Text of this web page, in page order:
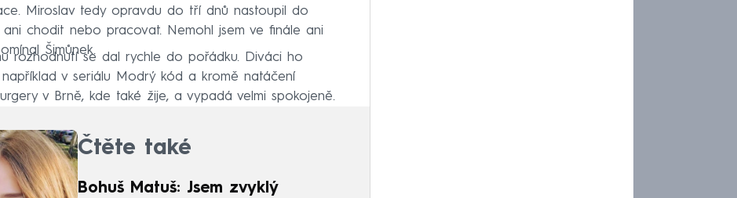
Miroslav tedy opravdu do tří dnů nastoupil do
ani chodit nebo pracovat. Nemohl jsem ve finále ani
Šimůnek.
rozhodnutí se dal rychle do pořádku. Diváci ho
v seriálu Modrý kód a kromě natáčení
v Brně, kde také žije, a vypadá velmi spokojeně.
Čtěte také
Bohuš Matuš: Jsem zvyklý